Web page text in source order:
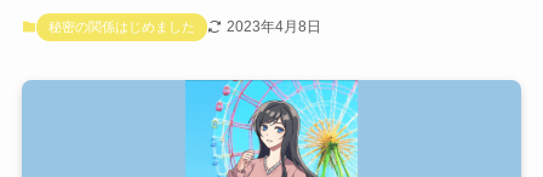
秘密の関係はじめました 2023年4月8日